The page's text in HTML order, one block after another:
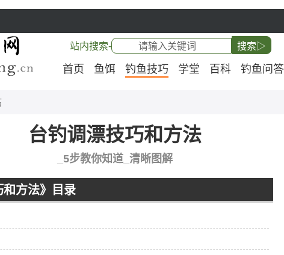
站内搜索- 搜索▷
首页 鱼饵 钓鱼技巧 学堂 百科 钓鱼问答
台钓调漂技巧和方法
_5步教你知道_清晰图解
和方法》目录